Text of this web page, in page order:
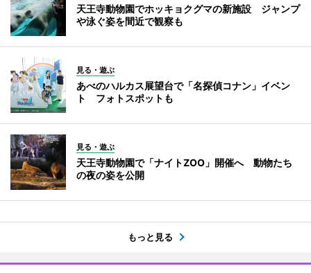
天王寺動物園でホッキョクグマの新施設 ジャンプ
や泳ぐ姿を間近で観察も
見る・遊ぶ
あべのハルカス展望台で「名探偵コナン」イベン
ト フォトスポットも
見る・遊ぶ
天王寺動物園で「ナイトZOO」開催へ 動物たち
の夜の姿を公開
もっと見る